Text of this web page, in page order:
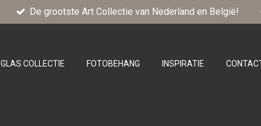
De grootste Art Collectie van Nederland en België!
GLAS COLLECTIE FOTOBEHANG INSPIRATIE